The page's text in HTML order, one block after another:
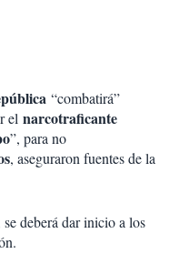
“combatirá”
el narcotraficante
”, para no
, aseguraron fuentes de la
deberá dar inicio a los